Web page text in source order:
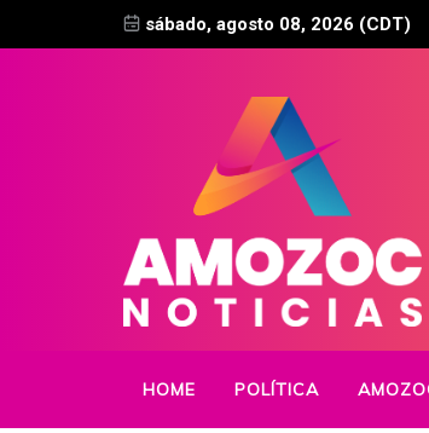
sábado, agosto 08, 2026 (CDT)
HOME POLÍTICA